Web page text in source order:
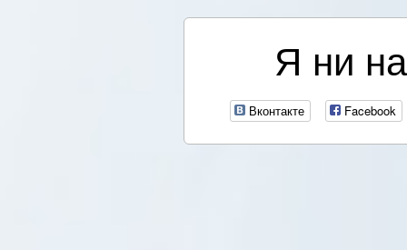
Я ни
Вконтакте Facebook